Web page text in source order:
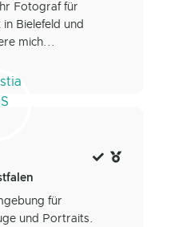
Fotograf für
Bielefeld und
mich...
für
und Portraits.